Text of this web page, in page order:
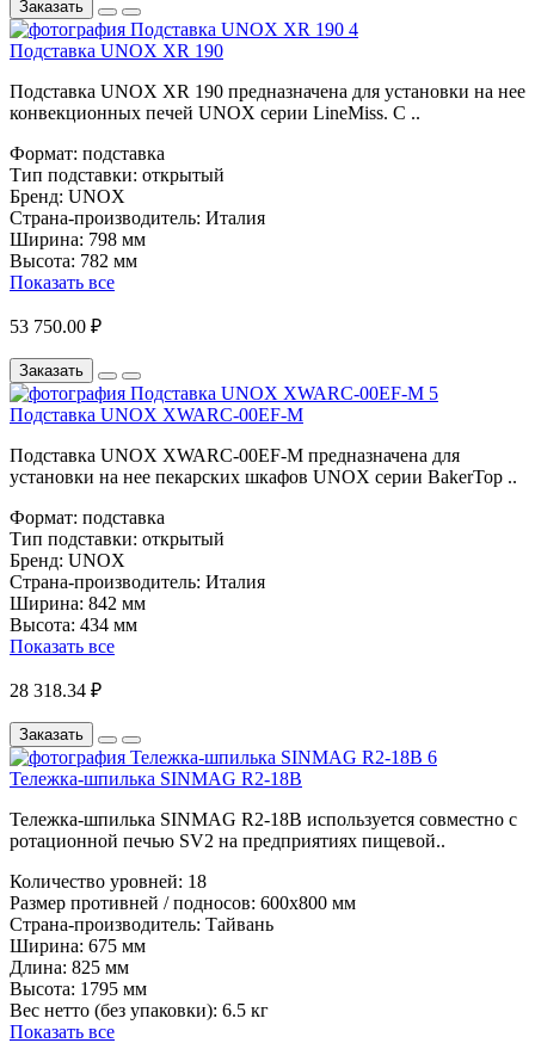
Заказать
Подставка UNOX XR 190
Подставка UNOX XR 190 предназначена для установки на нее
конвекционных печей UNOX серии LineMiss. С ..
Формат: подставка
Тип подставки: открытый
Бренд: UNOX
Страна-производитель: Италия
Ширина: 798 мм
Высота: 782 мм
Показать все
53 750.00 ₽
Заказать
Подставка UNOX XWARC-00EF-M
Подставка UNOX XWARC-00EF-M предназначена для
установки на нее пекарских шкафов UNOX серии BakerTop ..
Формат: подставка
Тип подставки: открытый
Бренд: UNOX
Страна-производитель: Италия
Ширина: 842 мм
Высота: 434 мм
Показать все
28 318.34 ₽
Заказать
Тележка-шпилька SINMAG R2-18B
Тележка-шпилька SINMAG R2-18B используется совместно с
ротационной печью SV2 на предприятиях пищевой..
Количество уровней: 18
Размер противней / подносов: 600х800 мм
Страна-производитель: Тайвань
Ширина: 675 мм
Длина: 825 мм
Высота: 1795 мм
Вес нетто (без упаковки): 6.5 кг
Показать все